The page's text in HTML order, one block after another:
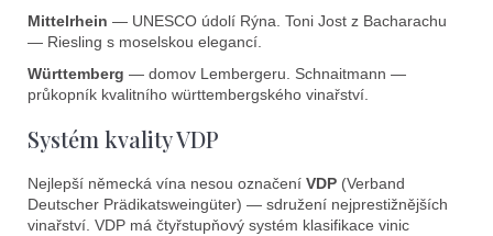
Mittelrhein — UNESCO údolí Rýna. Toni Jost z Bacharachu
— Riesling s moselskou elegancí.
Württemberg — domov Lembergeru. Schnaitmann —
průkopník kvalitního württembergského vinařství.
Systém kvality VDP
Nejlepší německá vína nesou označení VDP (Verband
Deutscher Prädikatsweingüter) — sdružení nejprestižnějších
vinařství. VDP má čtyřstupňový systém klasifikace vinic